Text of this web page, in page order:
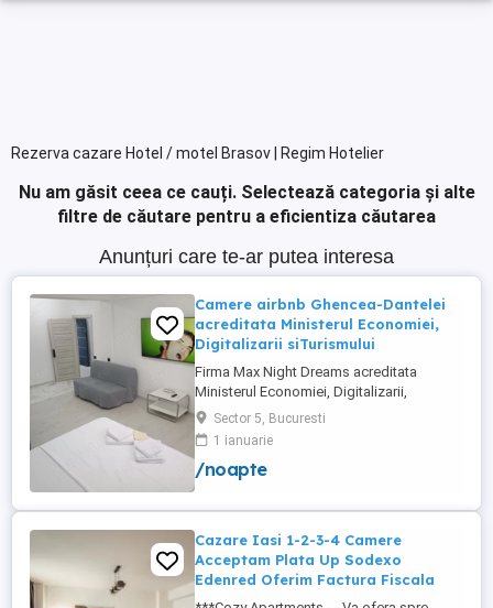
Rezerva cazare Hotel / motel Brasov | Regim Hotelier
Nu am găsit ceea ce cauți. Selectează categoria și alte
filtre de căutare pentru a eficientiza căutarea
Anunțuri care te-ar putea interesa
Camere airbnb Ghencea-Dantelei
acreditata Ministerul Economiei,
Digitalizarii siTurismului
Firma Max Night Dreams acreditata
Ministerul Economiei, Digitalizarii,
Antreprenoriatului si Turismului închiriază
in regim hotelier in zona Drumul Taberei -
Ghencea diferite tipuri de camere Camera
single cu o suprafață totală de 16mp
cu o suprafață totală de ...
Sector 5, Bucuresti
1 ianuarie
/noapte
Cazare Iasi 1-2-3-4 Camere
Acceptam Plata Up Sodexo
Edenred Oferim Factura Fiscala